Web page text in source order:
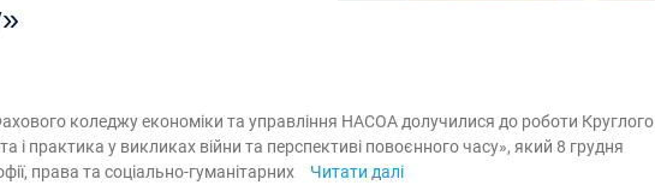
коледжу економіки та управління НАСОА долучилися до роботи Круглого
і практика у викликах війни та перспективі повоєнного часу», який 8 грудня
права та соціально-гуманітарних
Читати далі